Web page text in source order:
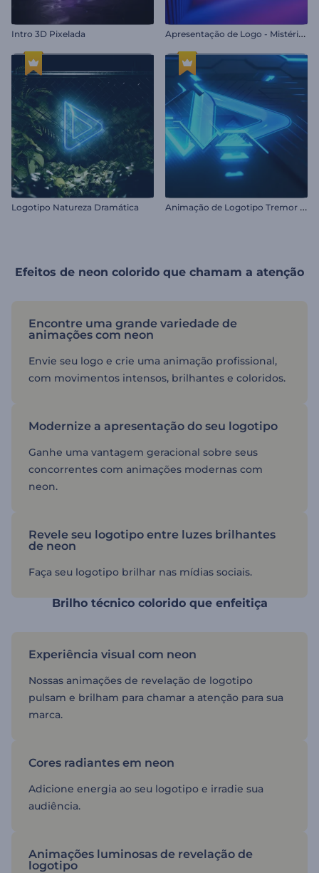
Intro 3D Pixelada A
presentação de Logo - Mistério Neon
Logotipo Natureza Dramática A
nimação de Logotipo Tremor Neon
Efeitos de neon colorido que chamam a atenção
Encontre uma grande variedade de
animações com neon
Envie seu logo e crie uma animação profissional,
com movimentos intensos, brilhantes e coloridos.
Modernize a apresentação do seu logotipo
Ganhe uma vantagem geracional sobre seus
concorrentes com animações modernas com
neon.
Revele seu logotipo entre luzes brilhantes
de neon
Faça seu logotipo brilhar nas mídias sociais.
Brilho técnico colorido que enfeitiça
Experiência visual com neon
Nossas animações de revelação de logotipo
pulsam e brilham para chamar a atenção para sua
marca.
Cores radiantes em neon
Adicione energia ao seu logotipo e irradie sua
audiência.
Animações luminosas de revelação de
logotipo